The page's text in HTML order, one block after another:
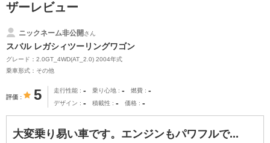
ザーレビュー
ニックネーム非公開さん
スバル レガシィツーリングワゴン
グレード：2.0GT_4WD(AT_2.0) 2004年式
乗車形式：その他
評価 5 走行性能 - 乗り心地 - 燃費 -
デザイン - 積載性 - 価格 -
大変乗り易い車です。エンジンもパワフルで...